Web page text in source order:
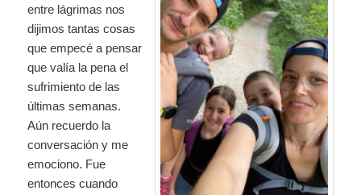
entre lágrimas nos
dijimos tantas cosas
que empecé a pensar
que valía la pena el
sufrimiento de las
últimas semanas.
Aún recuerdo la
conversación y me
emociono. Fue
entonces cuando